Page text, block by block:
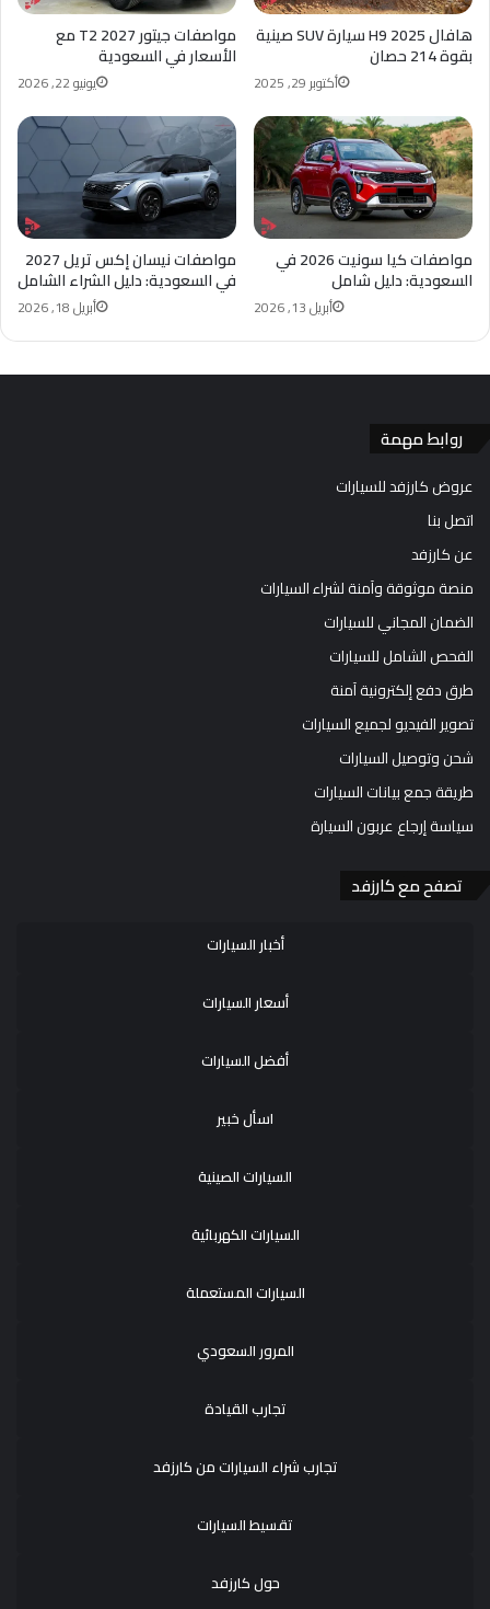
مواصفات جيتور T2 2027 مع
الأسعار في السعودية
يونيو 22, 2026
هافال H9 2025 سيارة SUV صينية
بقوة 214 حصان
أكتوبر 29, 2025
مواصفات نيسان إكس تريل 2027
في السعودية: دليل الشراء الشامل
أبريل 18, 2026
مواصفات كيا سونيت 2026 في
السعودية: دليل شامل
أبريل 13, 2026
روابط مهمة
عروض كارزفد للسيارات
اتصل بنا
عن كارزفد
منصة موثوقة وآمنة لشراء السيارات
الضمان المجاني للسيارات
الفحص الشامل للسيارات
طرق دفع إلكترونية آمنة
تصوير الفيديو لجميع السيارات
شحن وتوصيل السيارات
طريقة جمع بيانات السيارات
سياسة إرجاع عربون السيارة
تصفح مع كارزفد
أخبار السيارات
أسعار السيارات
أفضل السيارات
اسأل خبير
السيارات الصينية
السيارات الكهربائية
السيارات المستعملة
المرور السعودي
تجارب القيادة
تجارب شراء السيارات من كارزفد
تقسيط السيارات
حول كارزفد